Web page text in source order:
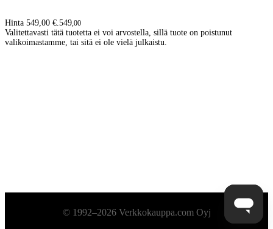
Hinta 549,00 €. 549,00
Valitettavasti tätä tuotetta ei voi arvostella, sillä tuote on poistunut
valikoimastamme, tai sitä ei ole vielä julkaistu.
Alatunniste© 1992–2026 Verkkokauppa.com Oyj